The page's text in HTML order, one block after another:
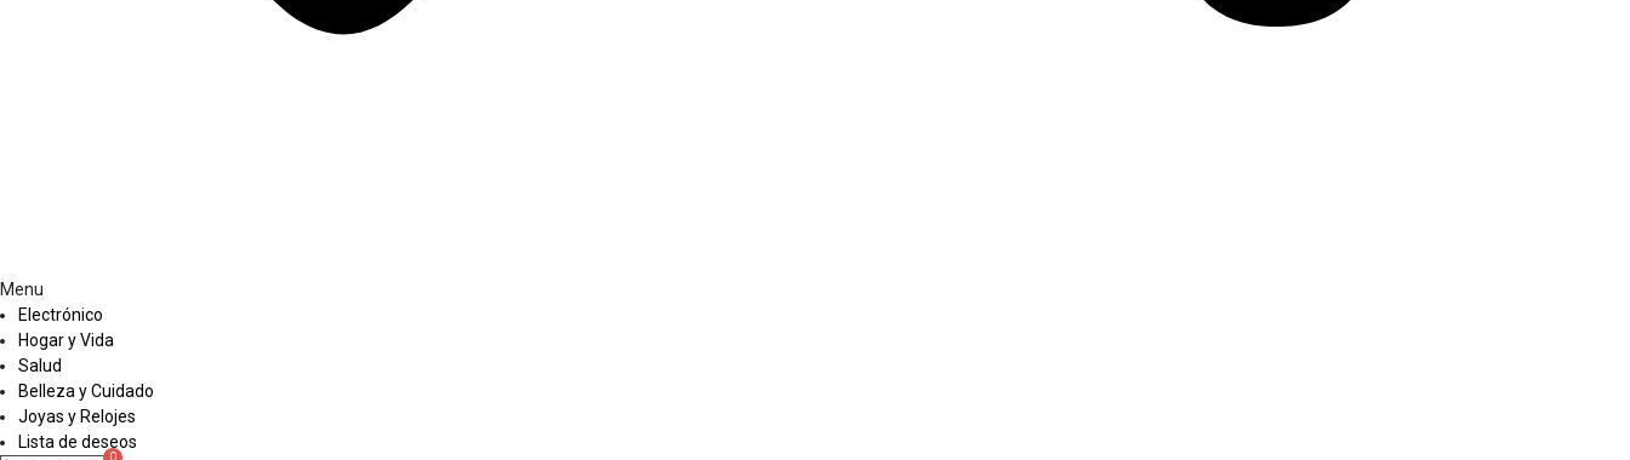
Menu
Electrónico
Hogar y Vida
Salud
Belleza y Cuidado
Joyas y Relojes
Lista de deseos